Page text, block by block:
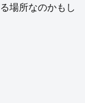
場所なのかもし